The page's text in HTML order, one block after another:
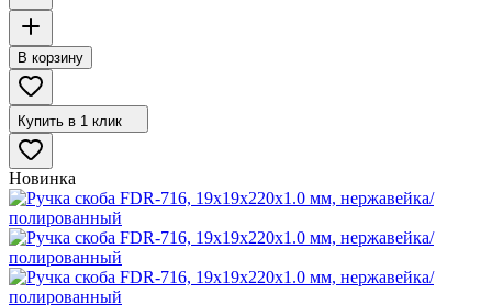
В корзину
Купить в 1 клик
Новинка